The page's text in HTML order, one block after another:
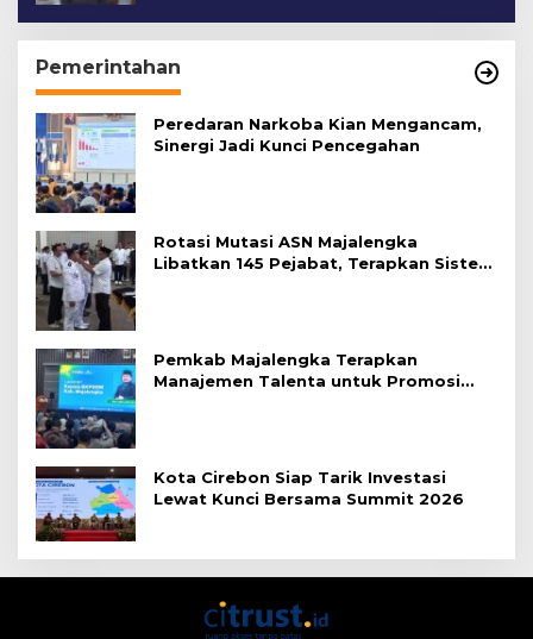
Pemerintahan
Peredaran Narkoba Kian Mengancam,
Sinergi Jadi Kunci Pencegahan
Rotasi Mutasi ASN Majalengka
Libatkan 145 Pejabat, Terapkan Sistem
Pemkab Majalengka Terapkan
Manajemen Talenta untuk Promosi
Kota Cirebon Siap Tarik Investasi
Lewat Kunci Bersama Summit 2026